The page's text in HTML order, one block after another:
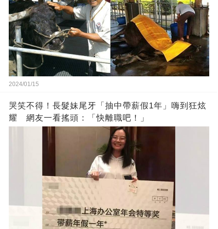
2024/01/15
哭笑不得！長髮妹尾牙「抽中帶薪假1年」嗨到狂炫
耀 網友一看搖頭：「快離職吧！」